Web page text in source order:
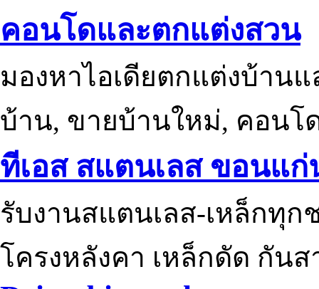
คอนโดและตกแต่งสวน
มองหาไอเดียตกแต่งบ้าน
บ้าน, ขายบ้านใหม่, คอนโ
ทีเอส สแตนเลส ขอนแก่
รับงานสแตนเลส-เหล็กทุ
โครงหลังคา เหล็กดัด กัน